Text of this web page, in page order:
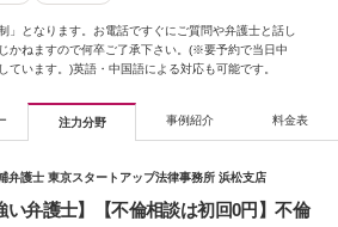
」となります。お電話ですぐにご質問や弁護士と話し
かねますので何卒ご了承下さい。(※要予約で当日中
ています。)英語・中国語による対応も可能です。
注力分野 事例紹介 料金表
弁護士 東京スタートアップ法律事務所 浜松支店
い弁護士】【不倫相談は初回0円】不倫